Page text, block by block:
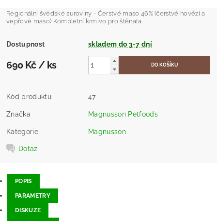
Regionální švédské suroviny - Čerstvé maso 46% (čerstvé hovězí a
vepřové maso) Kompletní krmivo pro štěnata
Dostupnost skladem do 3-7 dní
690 Kč/ ks
Kód produktu 47
Značka Magnusson Petfoods
Kategorie Magnusson
Dotaz
POPIS
PARAMETRY
DISKUZE